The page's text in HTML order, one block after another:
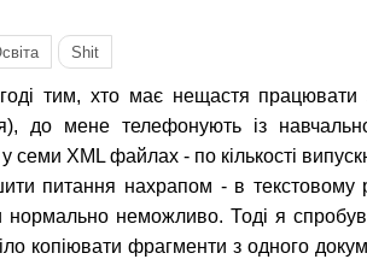
Shit
тим, хто має нещастя
до мене телефонують із
семи XML файлах - по кількості
питання нахрапом - в
неможливо. Тоді я
копіювати фрагменти з одного